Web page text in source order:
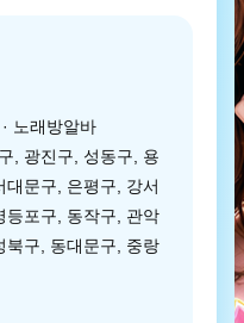
노래방알바
, 광진구, 성동구, 용
문구, 은평구, 강서
등포구, 동작구, 관악
북구, 동대문구, 중랑